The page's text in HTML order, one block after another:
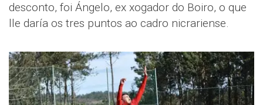
desconto, foi Ángelo, ex xogador do Boiro, o que
lle daría os tres puntos ao cadro nicrariense.